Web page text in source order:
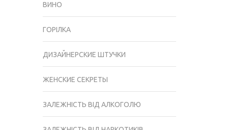
ВИНО
ГОРІЛКА
ДИЗАЙНЕРСКИЕ ШТУЧКИ
ЖЕНСКИЕ СЕКРЕТЫ
ЗАЛЕЖНІСТЬ ВІД АЛКОГОЛЮ